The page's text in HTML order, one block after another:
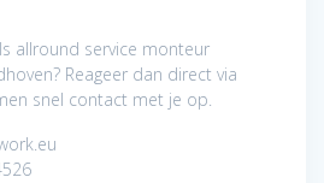
allround service monteur
Reageer dan direct via
snel contact met je op.